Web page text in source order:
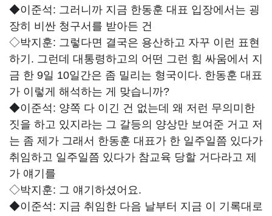
◆이준석: 그러니까 지금 한동훈 대표 입장에서는 굉
장히 비싼 청구서를 받아든 건
◇박지훈: 그렇다면 결국은 용산하고 자꾸 이런 표현
하기. 그런데 대통령하고의 어떤 그런 힘 싸움에서 지
금 한 9일 10일간은 좀 밀리는 형국이다. 한동훈 대표
가 이렇게 해석하는 게 맞습니까?
◆이준석: 양쪽 다 이긴 건 없는데 왜 저런 무의미한
짓을 하고 있지라는 그 갈등의 양상만 보여준 거고 저
는 좀 제가 그래서 한동훈 대표가 한 일주일쯤 있다가
취임하고 일주일쯤 있다가 참교육 당할 거다라고 제
가 얘기를
◇박지훈: 그 얘기하셨어요.
◆이준석: 지금 취임한 다음 날부터 지금 이 기록대로